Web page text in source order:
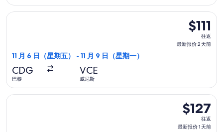
3
$111
往
返,
价
天
$111
往返
最新报价 2 天前
11 月 6 日（星期五） - 11 月 9 日（星期一）
CDG
巴黎
VCE
威尼斯
选择易捷航空航班，11 月 6 日（星期五）从巴黎前往威尼斯
$127
往
返,
$127
往返
最新报价 1 天前
选择西班牙国家航空航班，8 月 24 日（星期一）从巴黎前往